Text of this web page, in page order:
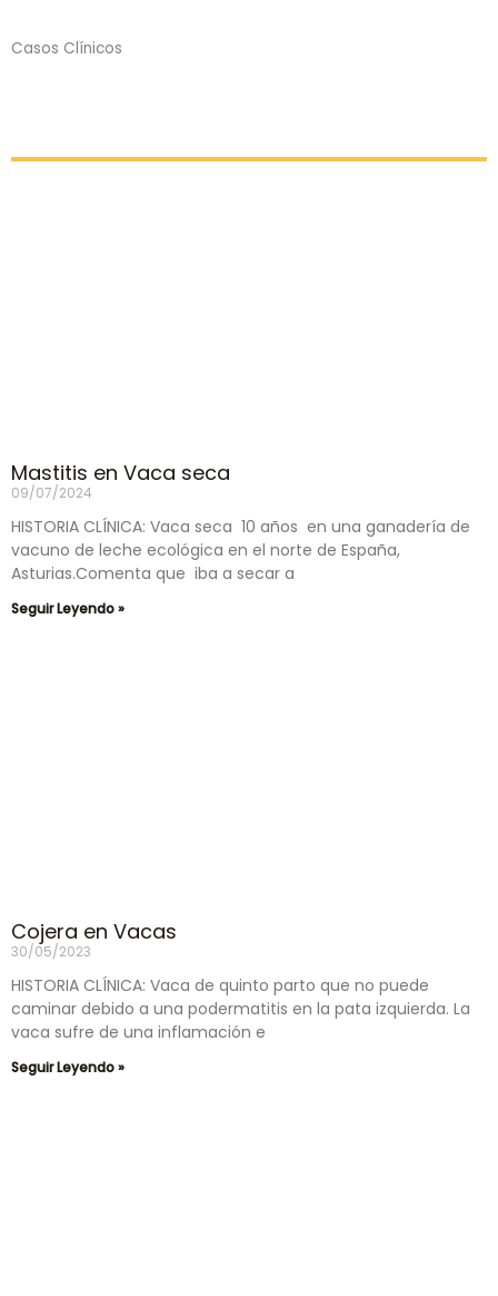
Casos Clínicos
Mastitis en Vaca seca
09/07/2024
HISTORIA CLÍNICA: Vaca seca 10 años en una ganadería de
vacuno de leche ecológica en el norte de España,
Asturias.Comenta que iba a secar a
Seguir Leyendo »
Cojera en Vacas
30/05/2023
HISTORIA CLÍNICA: Vaca de quinto parto que no puede
caminar debido a una podermatitis en la pata izquierda. La
vaca sufre de una inflamación e
Seguir Leyendo »